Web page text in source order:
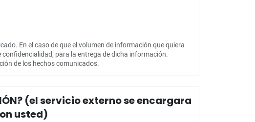
En el caso de que el volumen de información que quiera
para la entrega de dicha información.
de los hechos comunicados.
(el servicio externo se encargara
usted)